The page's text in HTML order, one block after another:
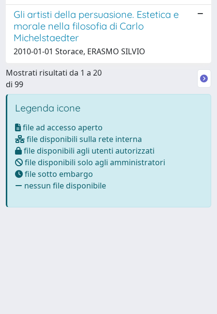
Gli artisti della persuasione. Estetica e
morale nella filosofia di Carlo
Michelstaedter
2010-01-01 Storace, ERASMO SILVIO
Mostrati risultati da 1 a 20
di 99
Legenda icone
file ad accesso aperto
file disponibili sulla rete interna
file disponibili agli utenti autorizzati
file disponibili solo agli amministratori
file sotto embargo
nessun file disponibile